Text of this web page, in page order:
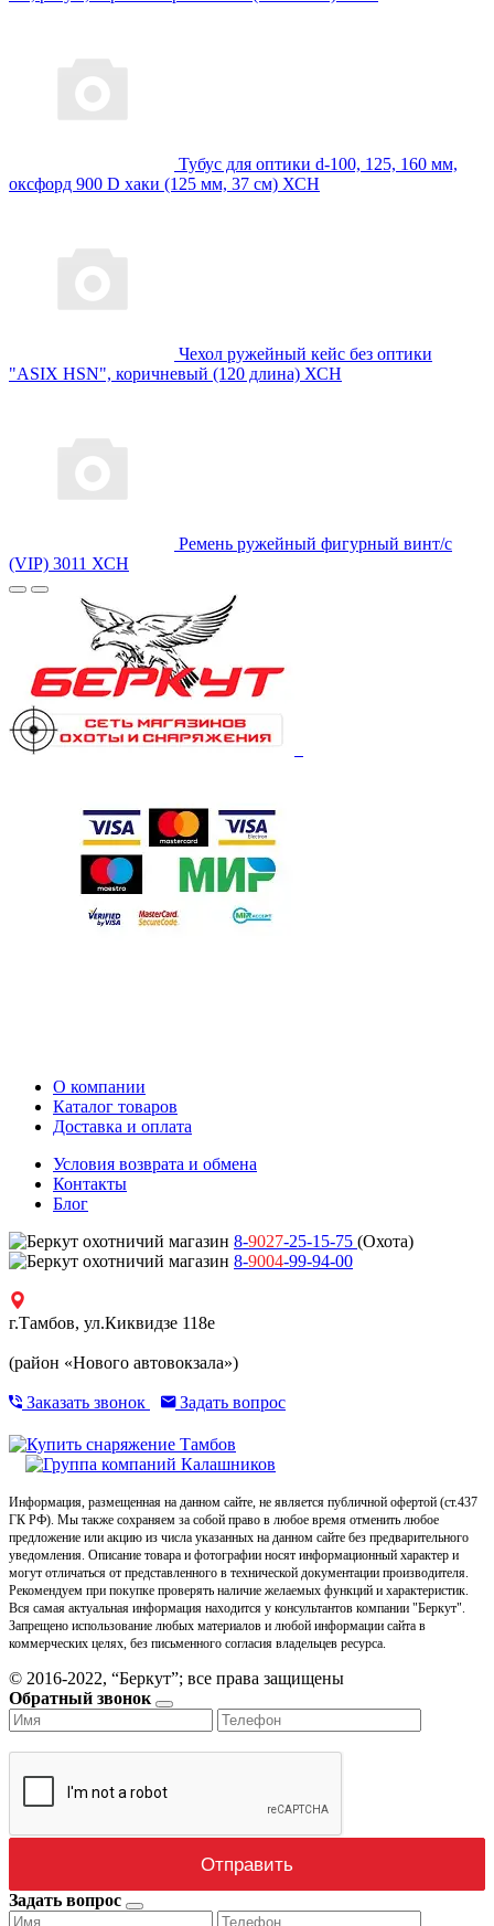
Тубус для оптики d-100, 125, 160 мм,
оксфорд 900 D хаки (125 мм, 37 см) ХСН
Чехол ружейный кейс без оптики
"ASIX HSN", коричневый (120 длина) ХСН
Ремень ружейный фигурный винт/с
(VIP) 3011 ХСН
О компании
Каталог товаров
Доставка и оплата
Условия возврата и обмена
Контакты
Блог
8-9027-25-15-75 (Охота)
8-9004-99-94-00
г.Тамбов, ул.Киквидзе 118е
(район «Нового автовокзала»)
Заказать звонок Задать вопрос
Информация, размещенная на данном сайте, не является публичной офертой (ст.437
ГК РФ). Мы также сохраняем за собой право в любое время отменить любое
предложение или акцию из числа указанных на данном сайте без предварительного
уведомления. Описание товара и фотографии носят информационный характер и
могут отличаться от представленного в технической документации производителя.
Рекомендуем при покупке проверять наличие желаемых функций и характеристик.
Вся самая актуальная информация находится у консультантов компании "Беркут".
Запрещено использование любых материалов и любой информации сайта в
коммерческих целях, без письменного согласия владельцев ресурса.
© 2016-2022, “Беркут”; все права защищены
Обратный звонок
Задать вопрос